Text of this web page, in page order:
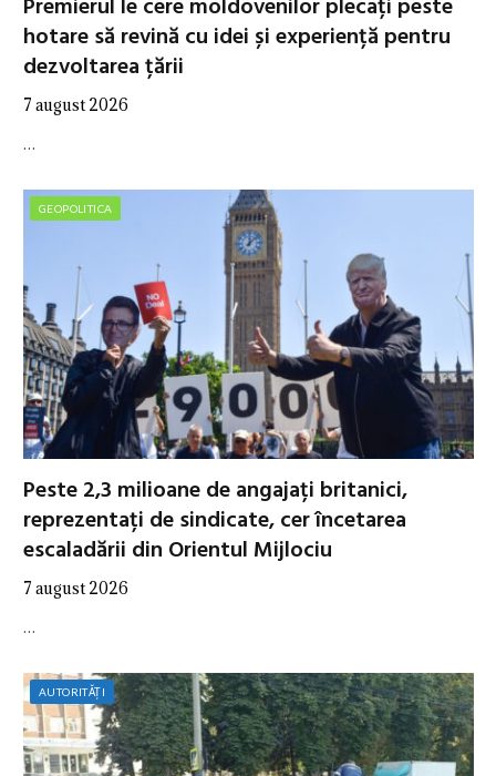
Premierul le cere moldovenilor plecați peste
hotare să revină cu idei și experiență pentru
dezvoltarea țării
7 august 2026
…
GEOPOLITICA
Peste 2,3 milioane de angajați britanici,
reprezentați de sindicate, cer încetarea
escaladării din Orientul Mijlociu
7 august 2026
…
AUTORITĂȚI